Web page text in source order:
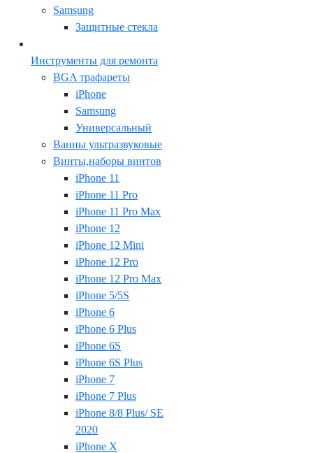
Samsung
Защитные стекла
Инструменты для ремонта
BGA трафареты
iPhone
Samsung
Универсальный
Ванны ультразвуковые
Винты,наборы винтов
iPhone 11
iPhone 11 Pro
iPhone 11 Pro Max
iPhone 12
iPhone 12 Mini
iPhone 12 Pro
iPhone 12 Pro Max
iPhone 5/5S
iPhone 6
iPhone 6 Plus
iPhone 6S
iPhone 6S Plus
iPhone 7
iPhone 7 Plus
iPhone 8/8 Plus/ SE
2020
iPhone X